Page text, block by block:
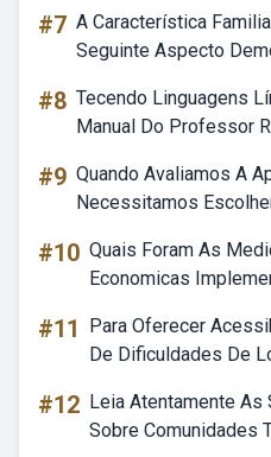
#7 A Característica
Seguinte Aspecto
#8 Tecendo Linguagens
Manual Do Professor
#9 Quando Avaliamos A
Necessitamos
#10 Quais Foram As
Economicas
#11
Para Oferecer
De Dificuldades De
#12 Leia Atentamente
Sobre Comunidades